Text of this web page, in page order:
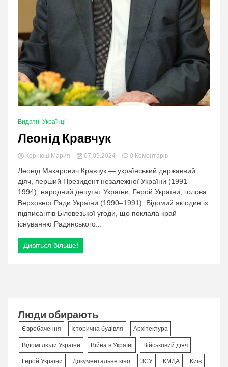
Видатні Українці
Леонід Кравчук
Корнюш Мария 07.09.2024 0 Коментарівв
Леонід
Кравчук
Леонід Макарович Кравчук — український державний
діяч, перший Президент незалежної України (1991–
1994), народний депутат України, Герой України, голова
Верховної Ради України (1990–1991). Відомий як один із
підписантів Біловезької угоди, що поклала край
існуванню Радянського...
Дивіться більше!
Люди обирають
Євробачення Історична будівля Архітектура
Відомі люди України Війна в Україні Військовий діяч
Герой України Документальне кіно ЗСУ КМДА Київ